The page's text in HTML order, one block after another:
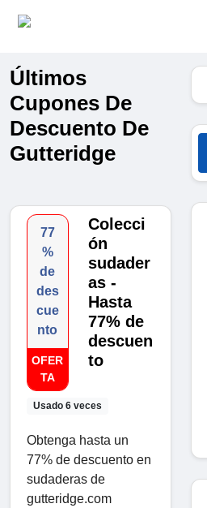
Últimos
Cupones De
Descuento De
Gutteridge
77
%
de
des
cue
nto
OFER
TA
Usado 6 veces
Colecci
ón
sudader
as -
Hasta
77% de
descuen
to
Obtenga hasta un
77% de descuento en
sudaderas de
gutteridge.com